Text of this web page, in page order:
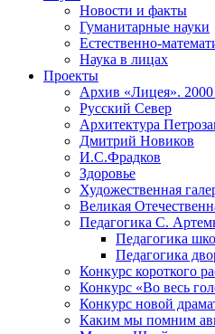
Новости и факты
Гуманитарные науки
Естественно-
Наука в лицах
Проекты
Архив «Лицея».
Русский Север
Архитектура
Дмитрий Новиков
И.С.Фрадков
Здоровье
Художественная
Великая
Педагогика С.
Педагогика
Педагогика
Конкурс короткого
Конкурс «Во весь
Конкурс новой
Каким мы помним